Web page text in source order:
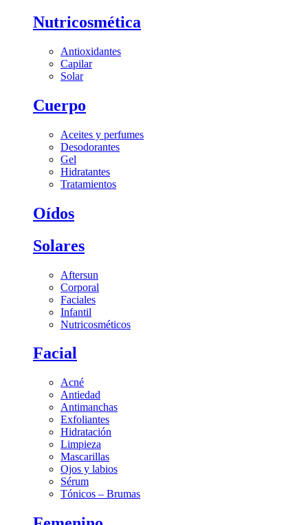
Nutricosmética
Antioxidantes
Capilar
Solar
Cuerpo
Aceites y perfumes
Desodorantes
Gel
Hidratantes
Tratamientos
Oídos
Solares
Aftersun
Corporal
Faciales
Infantil
Nutricosméticos
Facial
Acné
Antiedad
Antimanchas
Exfoliantes
Hidratación
Limpieza
Mascarillas
Ojos y labios
Sérum
Tónicos – Brumas